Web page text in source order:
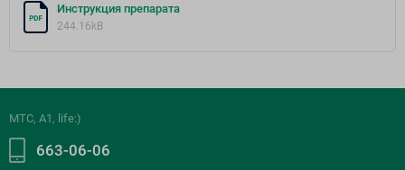
Инструкция препарата
244.16kB
МТС, A1, life:)
663-06-06